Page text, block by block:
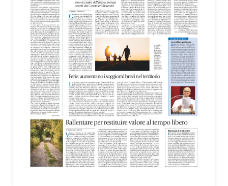
accanto agli anziani della casa di riposo Cristo Re.
«Un’esperienza di crescita umana e spirituale che
rafforza la vocazione al servizio», sottolinea
Cristiano Pani.
Il programma dedica spazio anche ai temi della
pace e della cooperazione nel Mediterraneo. Oggi
pomeriggio, alla Mediateca del Mediterraneo
(MEM), l’incontro con l’arcivescovo monsignor
Giuseppe Baturi ha approfondito il ruolo dei giovani
nella costruzione di ponti tra culture e popoli, con
un confronto inserito nel percorso “Cagliari Città
della Pace e del Mediterraneo”, progetto che
promuove il dialogo e la collaborazione tra le